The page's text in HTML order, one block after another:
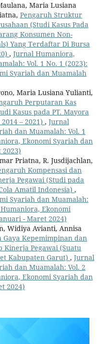
Maria Lusiana
Pengaruh Struktur
(Studi Kasus Pada
Konsumen Non-
Yang Terdaftar Di Bursa
, Jurnal Humaniora,
Vol. 1 No. 1 (2023):
Syariah dan Muamalah
Maria Lusiana Yulianti,
Perputaran Kas
Kasus pada PT. Mayora
– 2021) , Jurnal
dan Muamalah: Vol. 1
Ekonomi Syariah dan
Priatna, R. Jusdijachlan,
Kompensasi dan
Pegawai (Studi pada
Amatil Indonesia) ,
Syariah dan Muamalah:
Ekonomi
- Maret 2024)
Widiya Avianti, Annisa
Gaya Kepemimpinan dan
Kinerja Pegawai (Suatu
Kabupaten Garut) , Jurnal
dan Muamalah: Vol. 2
Ekonomi Syariah dan
2024)